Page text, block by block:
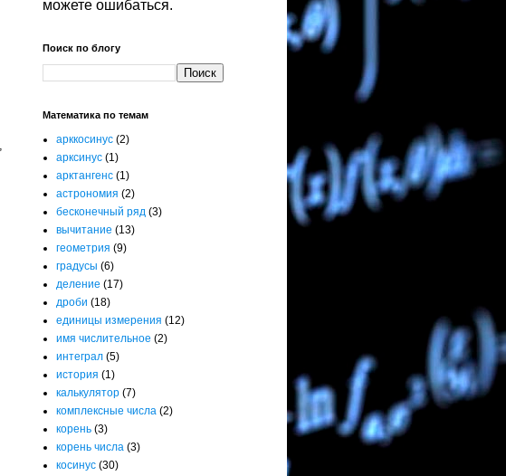
можете ошибаться.
Поиск по блогу
Математика по темам
арккосинус (2)
арксинус (1)
арктангенс (1)
астрономия (2)
бесконечный ряд (3)
вычитание (13)
геометрия (9)
градусы (6)
деление (17)
дроби (18)
единицы измерения (12)
имя числительное (2)
интеграл (5)
история (1)
калькулятор (7)
комплексные числа (2)
корень (3)
корень числа (3)
косинус (30)